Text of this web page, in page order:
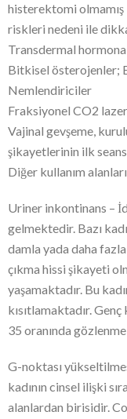
histerektomi
riskleri nedeni ile
Transdermal
Bitkisel österojenler;
Nemlendiriciler
Fraksiyonel CO2
Vajinal gevşeme,
şikayetlerinin ilk
Diğer kullanım alanları
Uriner inkontinans –
gelmektedir. Bazı
damla yada daha
çıkma hissi şikayeti
yaşamaktadır. Bu
kısıtlamaktadır.
35 oranında
G-noktası
kadının cinsel ilişki
alanlardan birisidir.